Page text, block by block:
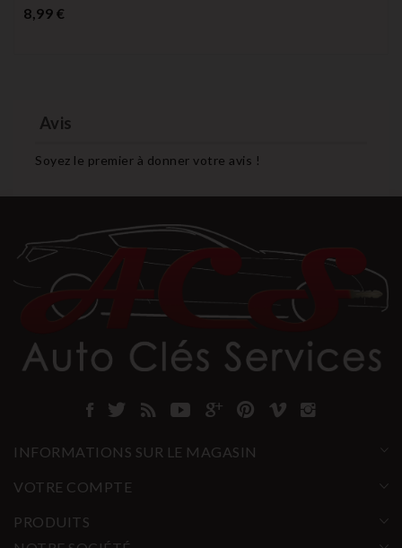
8,99 €
Avis
Soyez le premier à donner votre avis !
INFORMATIONS SUR LE MAGASIN
VOTRE COMPTE
PRODUITS